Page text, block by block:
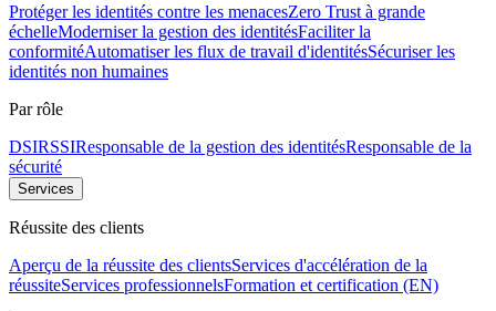
Protéger les identités contre les menacesZero Trust à grande
échelleModerniser la gestion des identitésFaciliter la
conformitéAutomatiser les flux de travail d'identitésSécuriser les
identités non humaines
Par rôle
DSIRSSIResponsable de la gestion des identitésResponsable de la
sécurité
Services
Réussite des clients
Aperçu de la réussite des clientsServices d'accélération de la
réussiteServices professionnelsFormation et certification (EN)